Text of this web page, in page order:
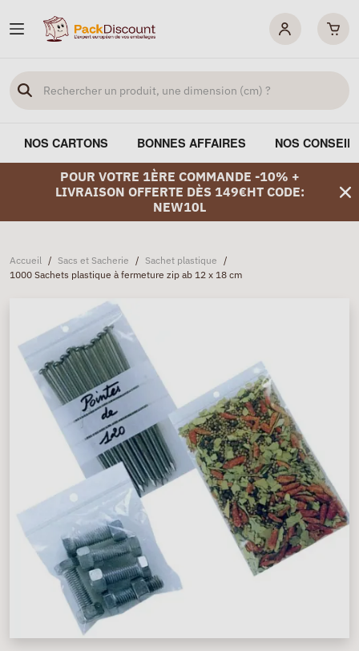
NOS CARTONS BONNES AFFAIRES NOS
POUR VOTRE 1ÈRE COMMANDE -10% +
LIVRAISON OFFERTE DÈS 149€HT CODE:
NEW10L
Accueil / Sacs et Sacherie / Sachet plastique /
1000 Sachets plastique à fermeture zip ab 12 x 18 cm